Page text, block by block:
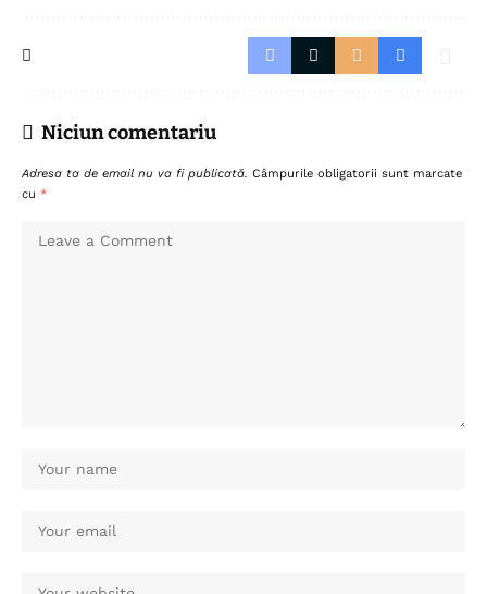
Niciun comentariu
Adresa ta de email nu va fi publicată. Câmpurile obligatorii sunt marcate
cu *